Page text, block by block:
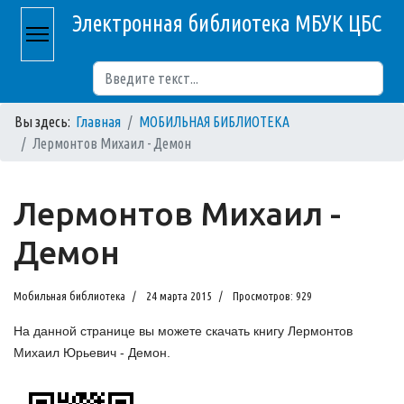
Электронная библиотека МБУК ЦБС
Вы здесь: Главная
МОБИЛЬНАЯ БИБЛИОТЕКА
Лермонтов Михаил - Демон
Лермонтов Михаил -
Демон
Мобильная библиотека 24 марта 2015 Просмотров: 929
На данной странице вы можете скачать книгу Лермонтов
Михаил Юрьевич - Демон.